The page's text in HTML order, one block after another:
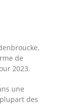
de
2023.
une
des